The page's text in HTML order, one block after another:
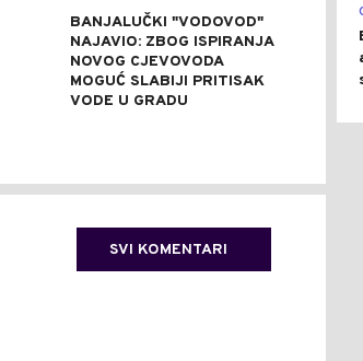
BANJALUČKI "VODOVOD"
NAJAVIO: ZBOG ISPIRANJA
NOVOG CJEVOVODA
MOGUĆ SLABIJI PRITISAK
VODE U GRADU
SVI KOMENTARI